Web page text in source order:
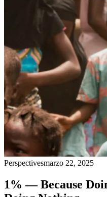
Perspectivesmarzo 22, 2025
1% — Because